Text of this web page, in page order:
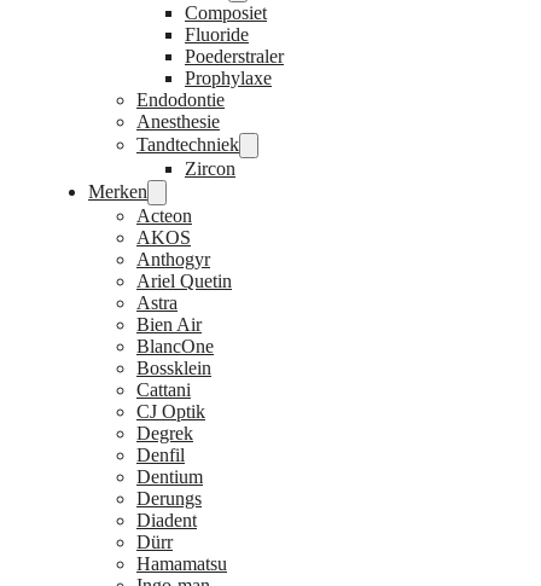
Composiet
Fluoride
Poederstraler
Prophylaxe
Endodontie
Anesthesie
Tandtechniek
Zircon
Merken
Acteon
AKOS
Anthogyr
Ariel Quetin
Astra
Bien Air
BlancOne
Bossklein
Cattani
CJ Optik
Degrek
Denfil
Dentium
Derungs
Diadent
Dürr
Hamamatsu